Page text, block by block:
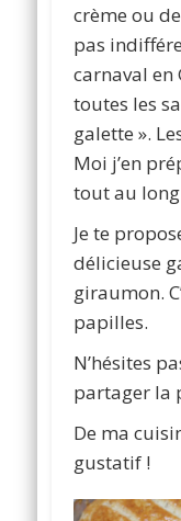
crème ou
pas
carnaval en
toutes les
galette ».
Moi j’en
tout au long
Je te
délicieuse
giraumon.
papilles.
N’hésites
partager la
De ma
gustatif !